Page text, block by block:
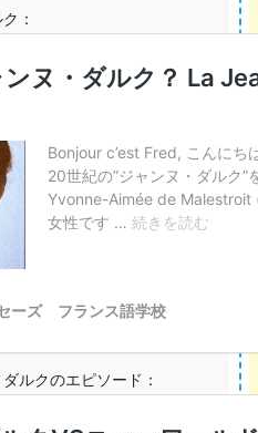
：
ルクのエピソード：